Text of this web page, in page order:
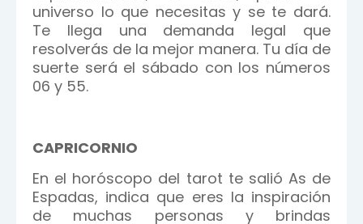
universo lo que necesitas y se te dará.
Te llega una demanda legal que
resolverás de la mejor manera. Tu día de
suerte será el sábado con los números
06 y 55.
CAPRICORNIO
En el horóscopo del tarot te salió As de
Espadas, indica que eres la inspiración
de muchas personas y brindas